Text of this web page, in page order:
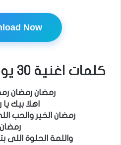
Now
كلمات اغنية 30 يوم فرحة – انغام
رمضان رمضان
اهلا بيك
رمضان الخير والحب
رمضان
واللمة الحلوة اللى